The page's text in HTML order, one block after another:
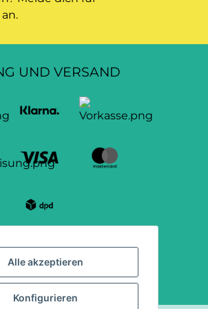
Alle akzeptieren
Konfigurieren
UND VERSAND